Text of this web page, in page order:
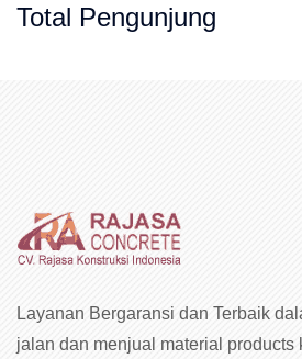
Total Pengunjung
Layanan Bergaransi dan Terbaik
jalan dan menjual material products